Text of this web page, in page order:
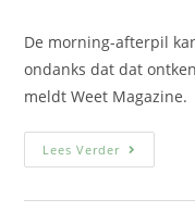
De morning-afterpil
ondanks dat dat
meldt Weet Magazine.
Lees Verder